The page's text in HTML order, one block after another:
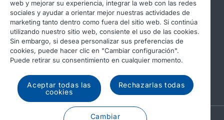
© 2026 DAF
Aviso legal
Declaración de privacidad
Condiciones generales
Uso de cookies en DAF
Código de conducta
web y mejorar su experiencia, integrar la web con las redes
sociales y ayudar a orientar mejor nuestras actividades de
marketing tanto dentro como fuera del sitio web. Si continúa
utilizando nuestro sitio web, consiente el uso de las cookies.
Sin embargo, si desea personalizar sus preferencias de
cookies, puede hacer clic en "Cambiar configuración".
Puede retirar su consentimiento en cualquier momento.
Aceptar todas las
cookies
Rechazarlas todas
Cambiar